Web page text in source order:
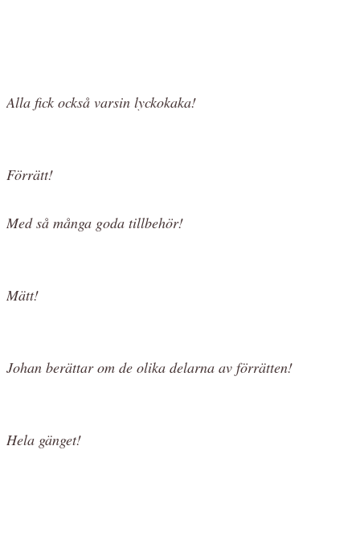
Alla fick också varsin lyckokaka!
Förrätt!
Med så många goda tillbehör!
Mätt!
Johan berättar om de olika delarna av förrätten!
Hela gänget!